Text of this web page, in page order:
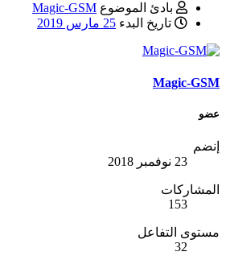
بادئ الموضوع Magic-GSM
تاريخ البدء 25 مارس 2019
Magic-GSM
عضو
إنضم
23 نوفمبر 2018
المشاركات
153
مستوى التفاعل
32